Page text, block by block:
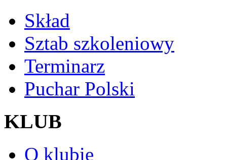
Skład
Sztab szkoleniowy
Terminarz
Puchar Polski
KLUB
O klubie